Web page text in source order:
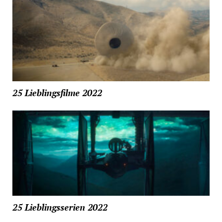
25 Lieblingsfilme 2022
25 Lieblingsserien 2022